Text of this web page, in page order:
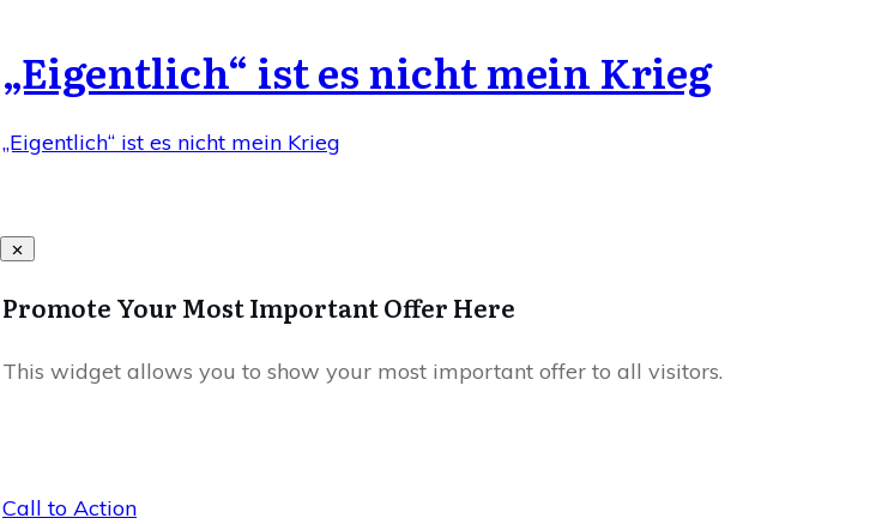
„Eigentlich“ ist es nicht mein Krieg
„Eigentlich“ ist es nicht mein Krieg
Promote Your Most Important Offer Here
This widget allows you to show your most important offer to all visitors.
Call to Action